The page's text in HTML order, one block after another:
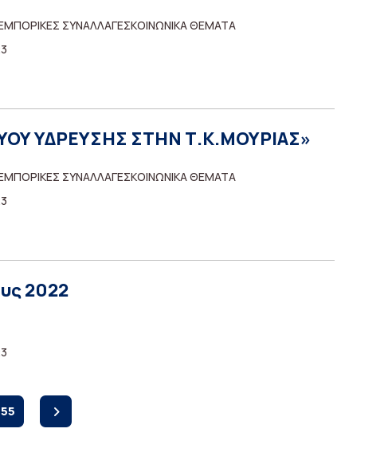
ΣΥΝΑΛΛΑΓΕΣΚΟΙΝΩΝΙΚΑ ΘΕΜΑΤΑ
ΥΔΡΕΥΣΗΣ ΣΤΗΝ Τ.Κ.ΜΟΥΡΙΑΣ»
ΣΥΝΑΛΛΑΓΕΣΚΟΙΝΩΝΙΚΑ ΘΕΜΑΤΑ
2022
55